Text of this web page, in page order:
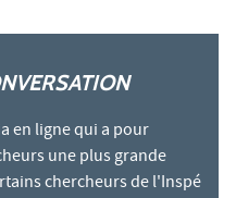
en ligne qui a pour
une plus grande
chercheurs de l'Inspé